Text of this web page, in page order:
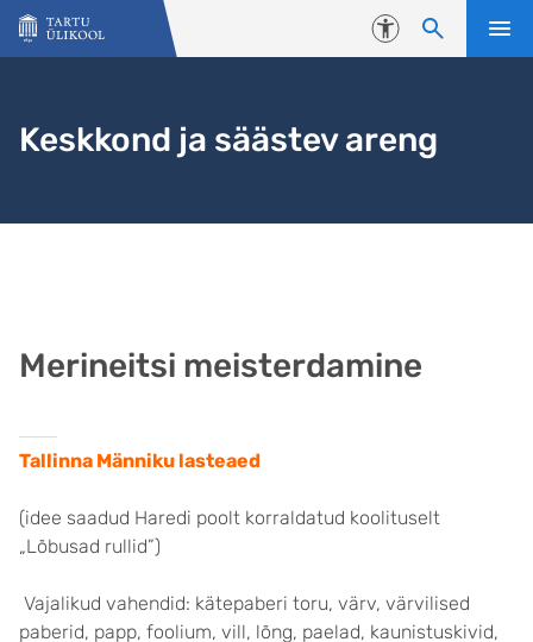
Liigu edasi põhisisu juurde
Juurdepääsetavus
Keskkond ja säästev areng
Merineitsi meisterdamine
Tallinna Männiku lasteaed
(idee saadud Haredi poolt korraldatud koolituselt
„Lõbusad rullid”)
Vajalikud vahendid: kätepaberi toru, värv, värvilised
paberid, papp, foolium, vill, lõng, paelad, kaunistuskivid,